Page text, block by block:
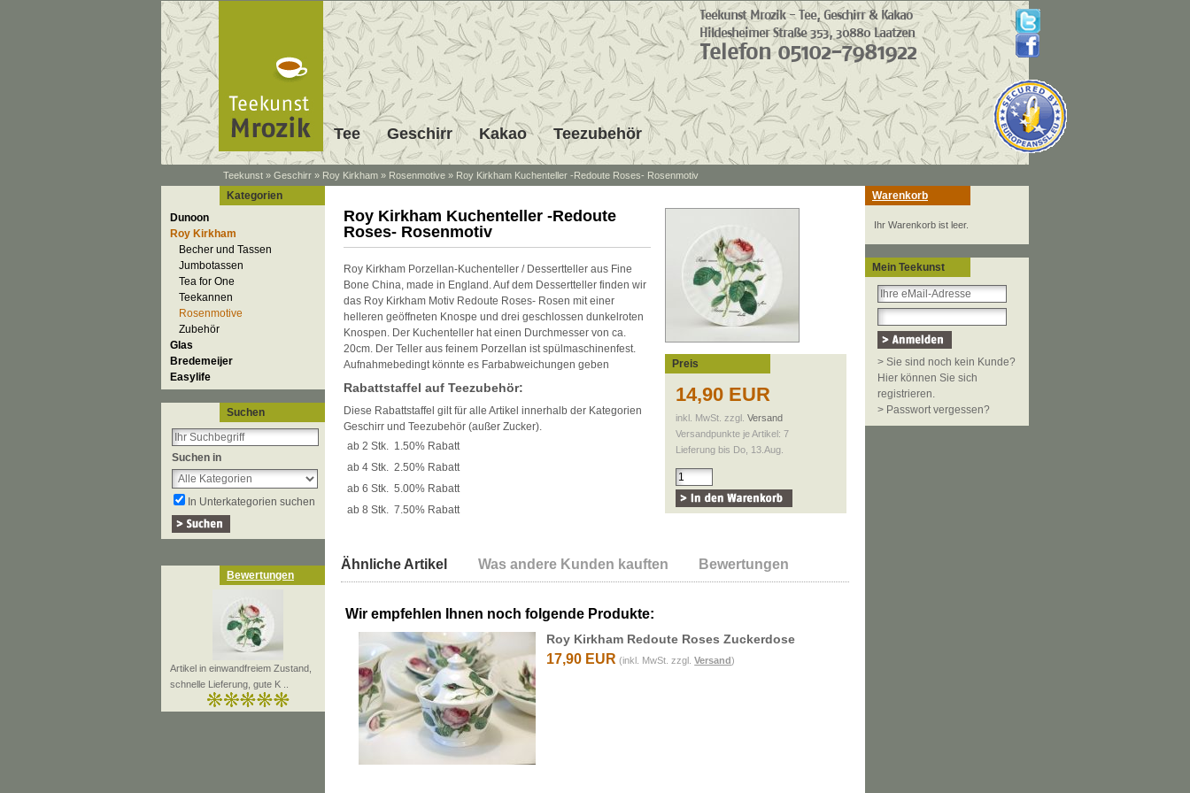
Tee Geschirr Kakao Teezubehör
Teekunst » Geschirr » Roy Kirkham » Rosenmotive » Roy Kirkham Kuchenteller -Redoute Roses- Rosenmotiv
Kategorien
Dunoon
Roy Kirkham
Becher und Tassen
Jumbotassen
Tea for One
Teekannen
Rosenmotive
Zubehör
Glas
Bredemeijer
Easylife
Suchen
Suchen in
In Unterkategorien suchen
Bewertungen
Artikel in einwandfreiem Zustand,
schnelle Lieferung, gute K ..
Roy Kirkham Kuchenteller -Redoute
Roses- Rosenmotiv
Roy Kirkham Porzellan-Kuchenteller / Dessertteller aus Fine
Bone China, made in England. Auf dem Dessertteller finden wir
das Roy Kirkham Motiv Redoute Roses- Rosen mit einer
helleren geöffneten Knospe und drei geschlossen dunkelroten
Knospen. Der Kuchenteller hat einen Durchmesser von ca.
20cm. Der Teller aus feinem Porzellan ist spülmaschinenfest.
Aufnahmebedingt könnte es Farbabweichungen geben
Rabattstaffel auf Teezubehör:
Diese Rabattstaffel gilt für alle Artikel innerhalb der Kategorien
Geschirr und Teezubehör (außer Zucker).
ab 2 Stk. 1.50% Rabatt
ab 4 Stk. 2.50% Rabatt
ab 6 Stk. 5.00% Rabatt
ab 8 Stk. 7.50% Rabatt
Preis
14,90 EUR
inkl. MwSt. zzgl. Versand
Versandpunkte je Artikel: 7
Lieferung bis Do, 13.Aug.
Ähnliche Artikel Was andere Kunden kauften Bewertungen
Wir empfehlen Ihnen noch folgende Produkte:
Roy Kirkham Redoute Roses Zuckerdose
17,90 EUR (inkl. MwSt. zzgl.Versand)
Warenkorb
Ihr Warenkorb ist leer.
Mein Teekunst
> Sie sind noch kein Kunde?
Hier können Sie sich
registrieren.
> Passwort vergessen?